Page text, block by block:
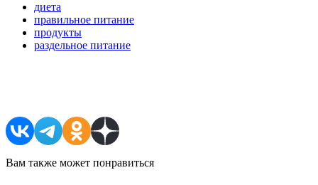
диета
правильное питание
продукты
раздельное питание
Вам также может понравиться